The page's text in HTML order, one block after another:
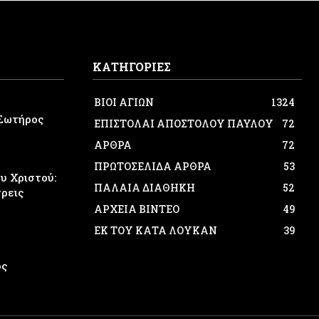
Χριστού:
ΚΑΤΗΓΟΡΙΕΣ
ΒΙΟΙ ΑΓΙΩΝ
1324
ΕΠΙΣΤΟΛΑΙ ΑΠΟΣΤΟΛΟΥ ΠΑΥΛΟΥ
72
ΑΡΘΡΑ
72
ΠΡΩΤΟΣΕΛΙΔΑ ΑΡΘΡΑ
53
ΠΑΛΑΙΑ ΔΙΑΘΗΚΗ
52
ΑΡΧΕΙΑ ΒΙΝΤΕΟ
49
ΕΚ ΤΟΥ ΚΑΤΑ ΛΟΥΚΑΝ
39